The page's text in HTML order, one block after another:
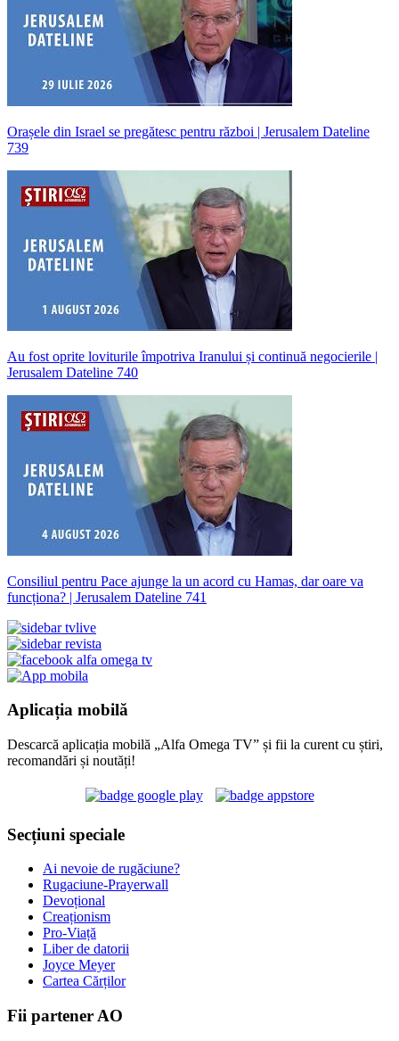
Orașele din Israel se pregătesc pentru război | Jerusalem Dateline
739
Au fost oprite loviturile împotriva Iranului și continuă negocierile |
Jerusalem Dateline 740
Consiliul pentru Pace ajunge la un acord cu Hamas, dar oare va
funcționa? | Jerusalem Dateline 741
Aplicația mobilă
Descarcă aplicația mobilă „Alfa Omega TV” și fii la curent cu știri,
recomandări și noutăți!
Secțiuni speciale
Ai nevoie de rugăciune?
Rugaciune-Prayerwall
Devoțional
Creaționism
Pro-Viață
Liber de datorii
Joyce Meyer
Cartea Cărților
Fii partener AO